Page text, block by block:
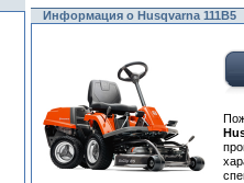
Информация о Husqvarna 111B5